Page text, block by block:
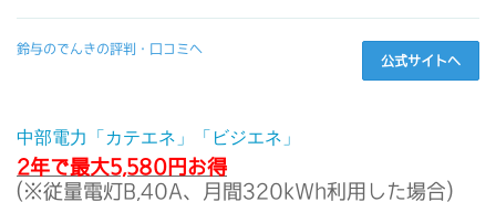
鈴与のでんきの評判・口コミへ
公式サイトへ
中部電力「カテエネ」「ビジエネ」
2年で最大5,580円お得
(※従量電灯B,40A、月間320kWh利用した場合)